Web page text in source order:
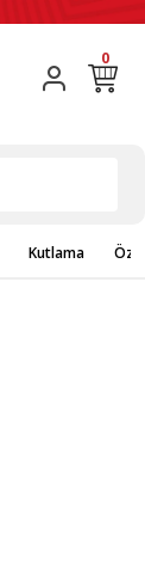
0
Kutlama